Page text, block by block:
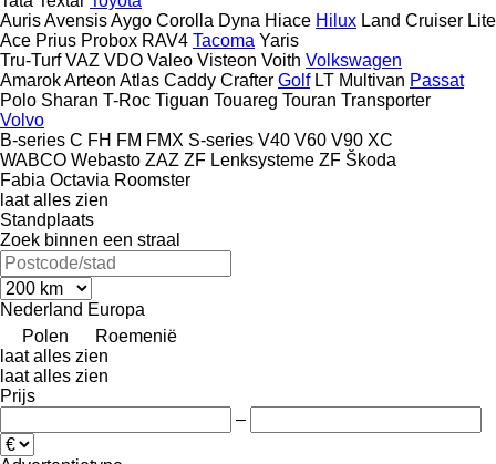
AurisAvensisAygo Corolla Dyna Hiace Hilux Land Cruiser Lite
Ace Prius Probox RAV4 Tacoma Yaris
Tru-Turf VAZ VDO Valeo Visteon Voith Volkswagen
AmarokArteon Atlas Caddy Crafter Golf LT Multivan Passat
Polo Sharan T-Roc Tiguan Touareg Touran Transporter
Volvo
B-series C FH FM FMX S-series V40 V60 V90 XC
WABCO Webasto ZAZ ZF Lenksysteme ZF Škoda
Fabia Octavia Roomster
laat alles zien
Standplaats
Zoek binnen een straal
Nederland Europa
Polen
Roemenië
laat alles zien
laat alles zien
Prijs
–